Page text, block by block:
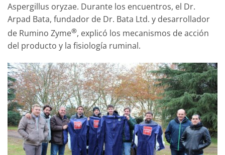
Aspergillus oryzae. Durante los encuentros, el Dr.
Arpad Bata, fundador de Dr. Bata Ltd. y desarrollador
de Rumino Zyme®, explicó los mecanismos de acción
del producto y la fisiología ruminal.